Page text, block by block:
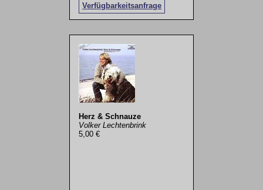
Verfügbarkeitsanfrage
Herz & Schnauze
Volker Lechtenbrink
5,00 €